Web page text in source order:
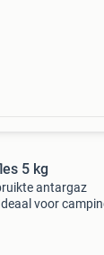
5 kg
antargaz
voor